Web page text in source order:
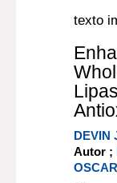
texto
DEVIN
Autor ;